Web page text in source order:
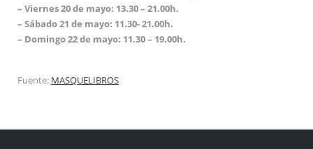
– Viernes 20 de mayo: 13.30 – 21.00h.
– Sábado 21 de mayo: 11.30- 21.00h.
– Domingo 22 de mayo: 11.30 – 19.00h.
Fuente: MASQUELIBROS